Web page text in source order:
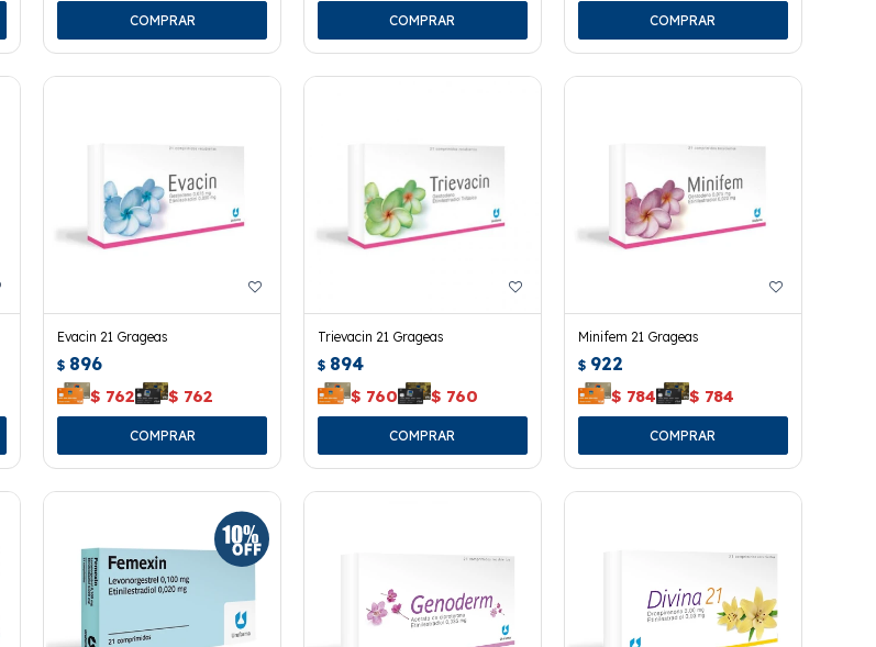
Evacin 21 Grageas
$ 896
$ 762 $ 762
Trievacin 21 Grageas
$ 894
$ 760 $ 760
Minifem 21 Grageas
$ 922
$ 784 $ 784